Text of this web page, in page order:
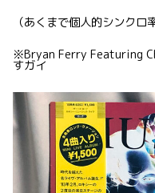
（あくまで個人的シンクロ
※Bryan Ferry Featuring
すガイ